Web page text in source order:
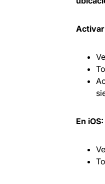
En iOS: